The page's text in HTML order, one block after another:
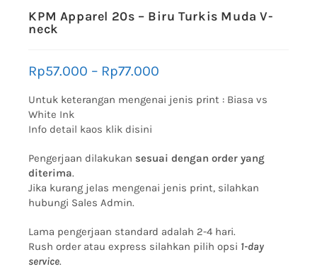
KPM Apparel 20s – Biru Turkis Muda V-
neck
Rp57.000 – Rp77.000
Untuk keterangan mengenai jenis print : Biasa vs
White Ink
Info detail kaos klik disini
Pengerjaan dilakukan sesuai dengan order yang
diterima.
Jika kurang jelas mengenai jenis print, silahkan
hubungi Sales Admin.
Lama pengerjaan standard adalah 2-4 hari.
Rush order atau express silahkan pilih opsi 1-day
service.